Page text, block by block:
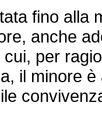
fino alla
anche
per
il minore